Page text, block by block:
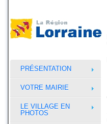
PRÉSENTATION
VOTRE MAIRIE
LE VILLAGE EN
PHOTOS